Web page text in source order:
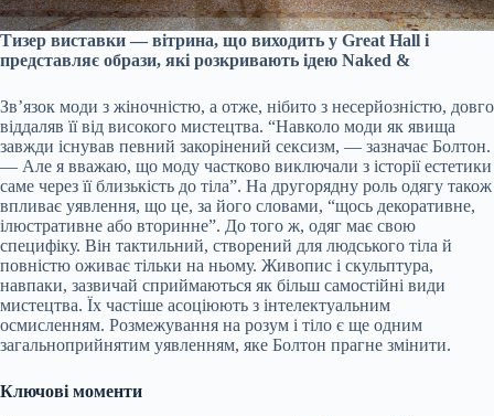
Тизер виставки — вітрина, що виходить у Great Hall і
представляє образи, які розкривають ідею Naked &
Зв’язок моди з жіночністю, а отже, нібито з несерйозністю, довго
віддаляв її від високого мистецтва. “Навколо моди як явища
завжди існував певний закорінений сексизм, — зазначає Болтон.
— Але я вважаю, що моду частково виключали з історії естетики
саме через її близькість до тіла”. На другорядну роль одягу також
впливає уявлення, що це, за його словами, “щось декоративне,
ілюстративне або вторинне”. До того ж, одяг має свою
специфіку. Він тактильний, створений для людського тіла й
повністю оживає тільки на ньому. Живопис і скульптура,
навпаки, зазвичай сприймаються як більш самостійні види
мистецтва. Їх частіше асоціюють з інтелектуальним
осмисленням. Розмежування на розум і тіло є ще одним
загальноприйнятим уявленням, яке Болтон прагне змінити.
Ключові моменти